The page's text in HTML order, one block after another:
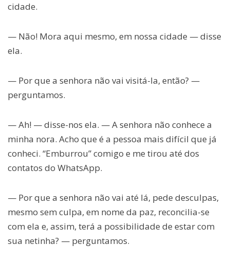
cidade.
— Não! Mora aqui mesmo, em nossa cidade — disse
ela.
— Por que a senhora não vai visitá-la, então? —
perguntamos.
— Ah! — disse-nos ela. — A senhora não conhece a
minha nora. Acho que é a pessoa mais difícil que já
conheci. “Emburrou” comigo e me tirou até dos
contatos do WhatsApp.
— Por que a senhora não vai até lá, pede desculpas,
mesmo sem culpa, em nome da paz, reconcilia-se
com ela e, assim, terá a possibilidade de estar com
sua netinha? — perguntamos.